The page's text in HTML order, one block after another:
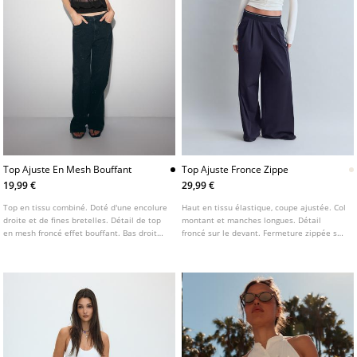
Top Ajuste En Mesh Bouffant
19,99 €
Top en tissu combiné. Doté d'une encolure
droite et de fines bretelles. Détail de top
en mesh froncé effet bouffant. Bas droit
Top Ajuste Fronce Zippe
29,99 €
Haut en tissu élastique, coupe ajustée. Col
montant et manches longues. Détail
froncé sur le devant. Fermeture zippée sur